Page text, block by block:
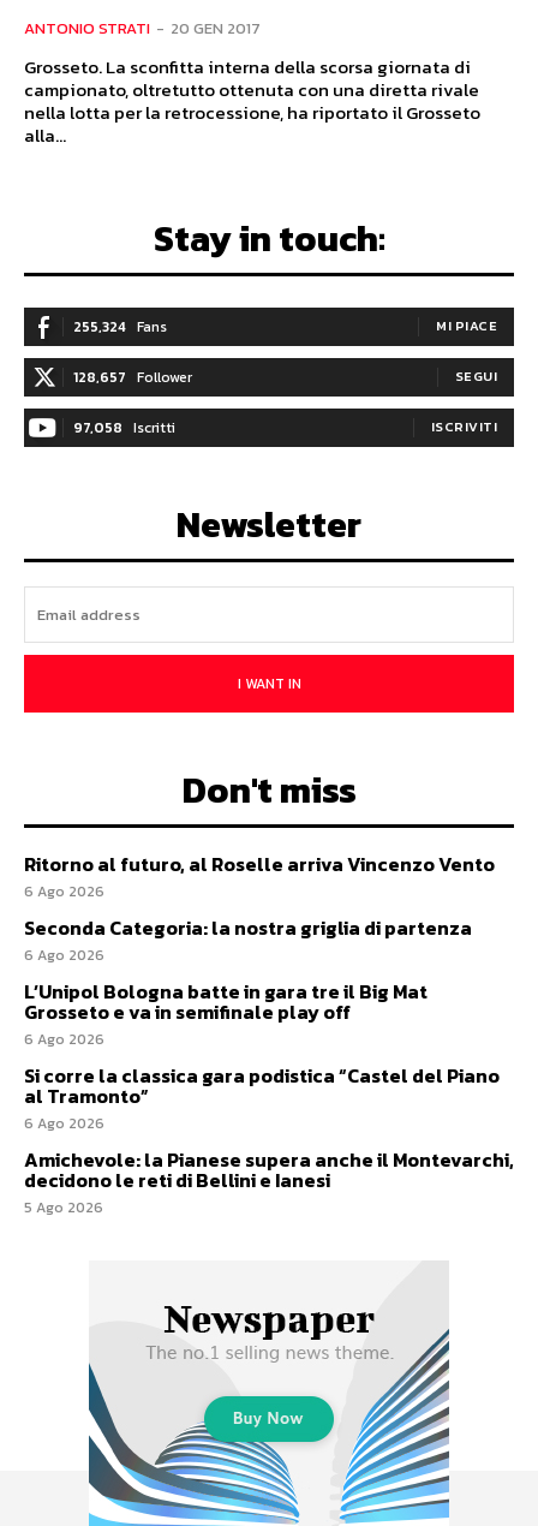
ANTONIO STRATI - 20 GEN 2017
Grosseto. La sconfitta interna della scorsa giornata di
campionato, oltretutto ottenuta con una diretta rivale
nella lotta per la retrocessione, ha riportato il Grosseto
alla...
Stay in touch:
255,324 Fans MI PIACE
128,657 Follower SEGUI
97,058 Iscritti ISCRIVITI
Newsletter
I WANT IN
Don't miss
Ritorno al futuro, al Roselle arriva Vincenzo Vento
6 Ago 2026
Seconda Categoria: la nostra griglia di partenza
6 Ago 2026
L’Unipol Bologna batte in gara tre il Big Mat
Grosseto e va in semifinale play off
6 Ago 2026
Si corre la classica gara podistica “Castel del Piano
al Tramonto”
6 Ago 2026
Amichevole: la Pianese supera anche il Montevarchi,
decidono le reti di Bellini e Ianesi
5 Ago 2026